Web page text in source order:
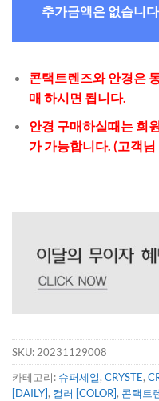
추가금액은 없습니
콘택트렌즈와 안경은
매 하시면 됩니다.
안경 구매하실때는 회
가 가능합니다. (고객
SKU: 20231129008
카테고리: 슈퍼세일, CRYSTE,
[DAILY], 컬러 [COLOR], 콘택트